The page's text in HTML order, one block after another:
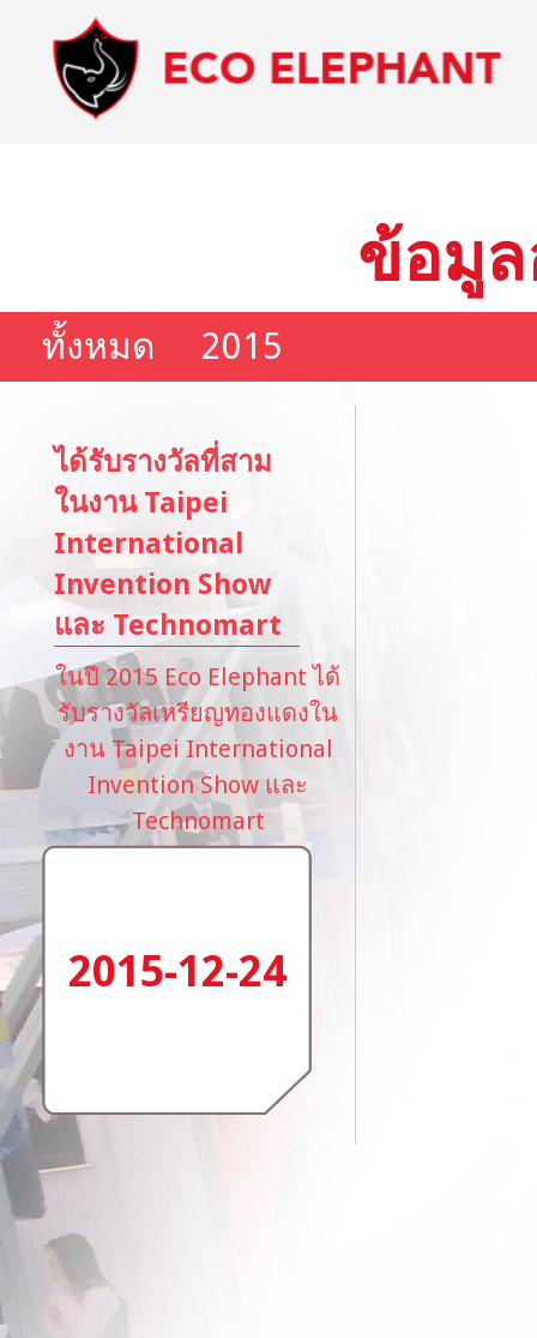
ข้อมูล
ทั้งหมด 2015
ได้รับรางวัลที่สาม
ในงาน Taipei
International
Invention Show
และ Technomart
ในปี 2015 Eco Elephant ได้
รับรางวัลเหรียญทองแดงใน
งาน Taipei International
Invention Show และ
Technomart
2015-12-24
อ่านเพิ่มเติม